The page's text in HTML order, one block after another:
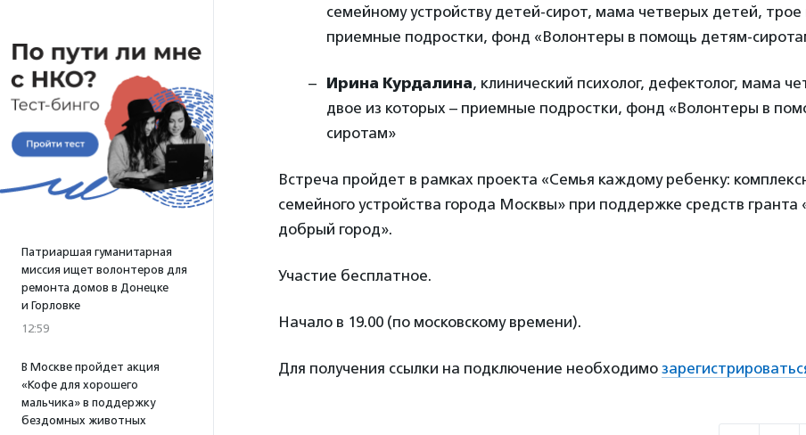
Патриаршая гуманитарная
миссия ищет волонтеров для
ремонта домов в Донецке
и Горловке
12:59
В Москве пройдет акция
«Кофе для хорошего
мальчика» в поддержку
бездомных животных
семейному устройству детей-сирот, мама четверых детей, трое
приемные подростки, фонд «Волонтеры в помощь детям-
Ирина Курдалина, клинический психолог, дефектолог, мама
двое из которых – приемные подростки, фонд «Волонтеры в
сиротам»
Встреча пройдет в рамках проекта «Семья каждому ребенку:
семейного устройства города Москвы» при поддержке средств гранта
добрый город».
Участие бесплатное.
Начало в 19.00 (по московскому времени).
Для получения ссылки на подключение необходимо